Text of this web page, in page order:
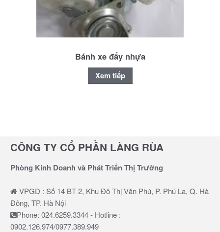
Bánh xe đẩy nhựa
Xem tiếp
CÔNG TY CỔ PHẦN LÀNG RÙA
Phòng Kinh Doanh và Phát Triển Thị Trường
VPGD : Số 14 BT 2, Khu Đô Thị Văn Phú, P. Phú La, Q. Hà
Đông, TP. Hà Nội
Phone: 024.6259.3344 - Hotline :
0902.126.974/0977.389.949